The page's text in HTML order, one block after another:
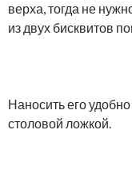
верха, тогда не
из двух бисквитов
Наносить его
столовой ложкой.